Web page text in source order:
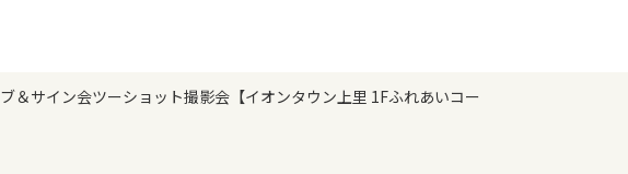
＆サイン会ツーショット撮影会【イオンタウン上里 1Fふれあいコー